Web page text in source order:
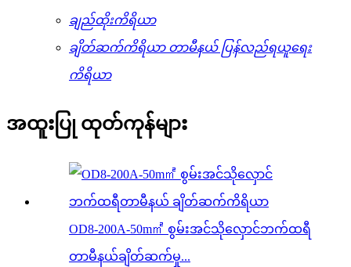
ချည်ထိုးကိရိယာ
ချိတ်ဆက်ကိရိယာ တာမီနယ် ပြန်လည်ရယူရေး
ကိရိယာ
အထူးပြု ထုတ်ကုန်များ
OD8-200A-50m㎡ စွမ်းအင်သိုလှောင်ဘက်ထရီ
တာမီနယ်ချိတ်ဆက်မှု...